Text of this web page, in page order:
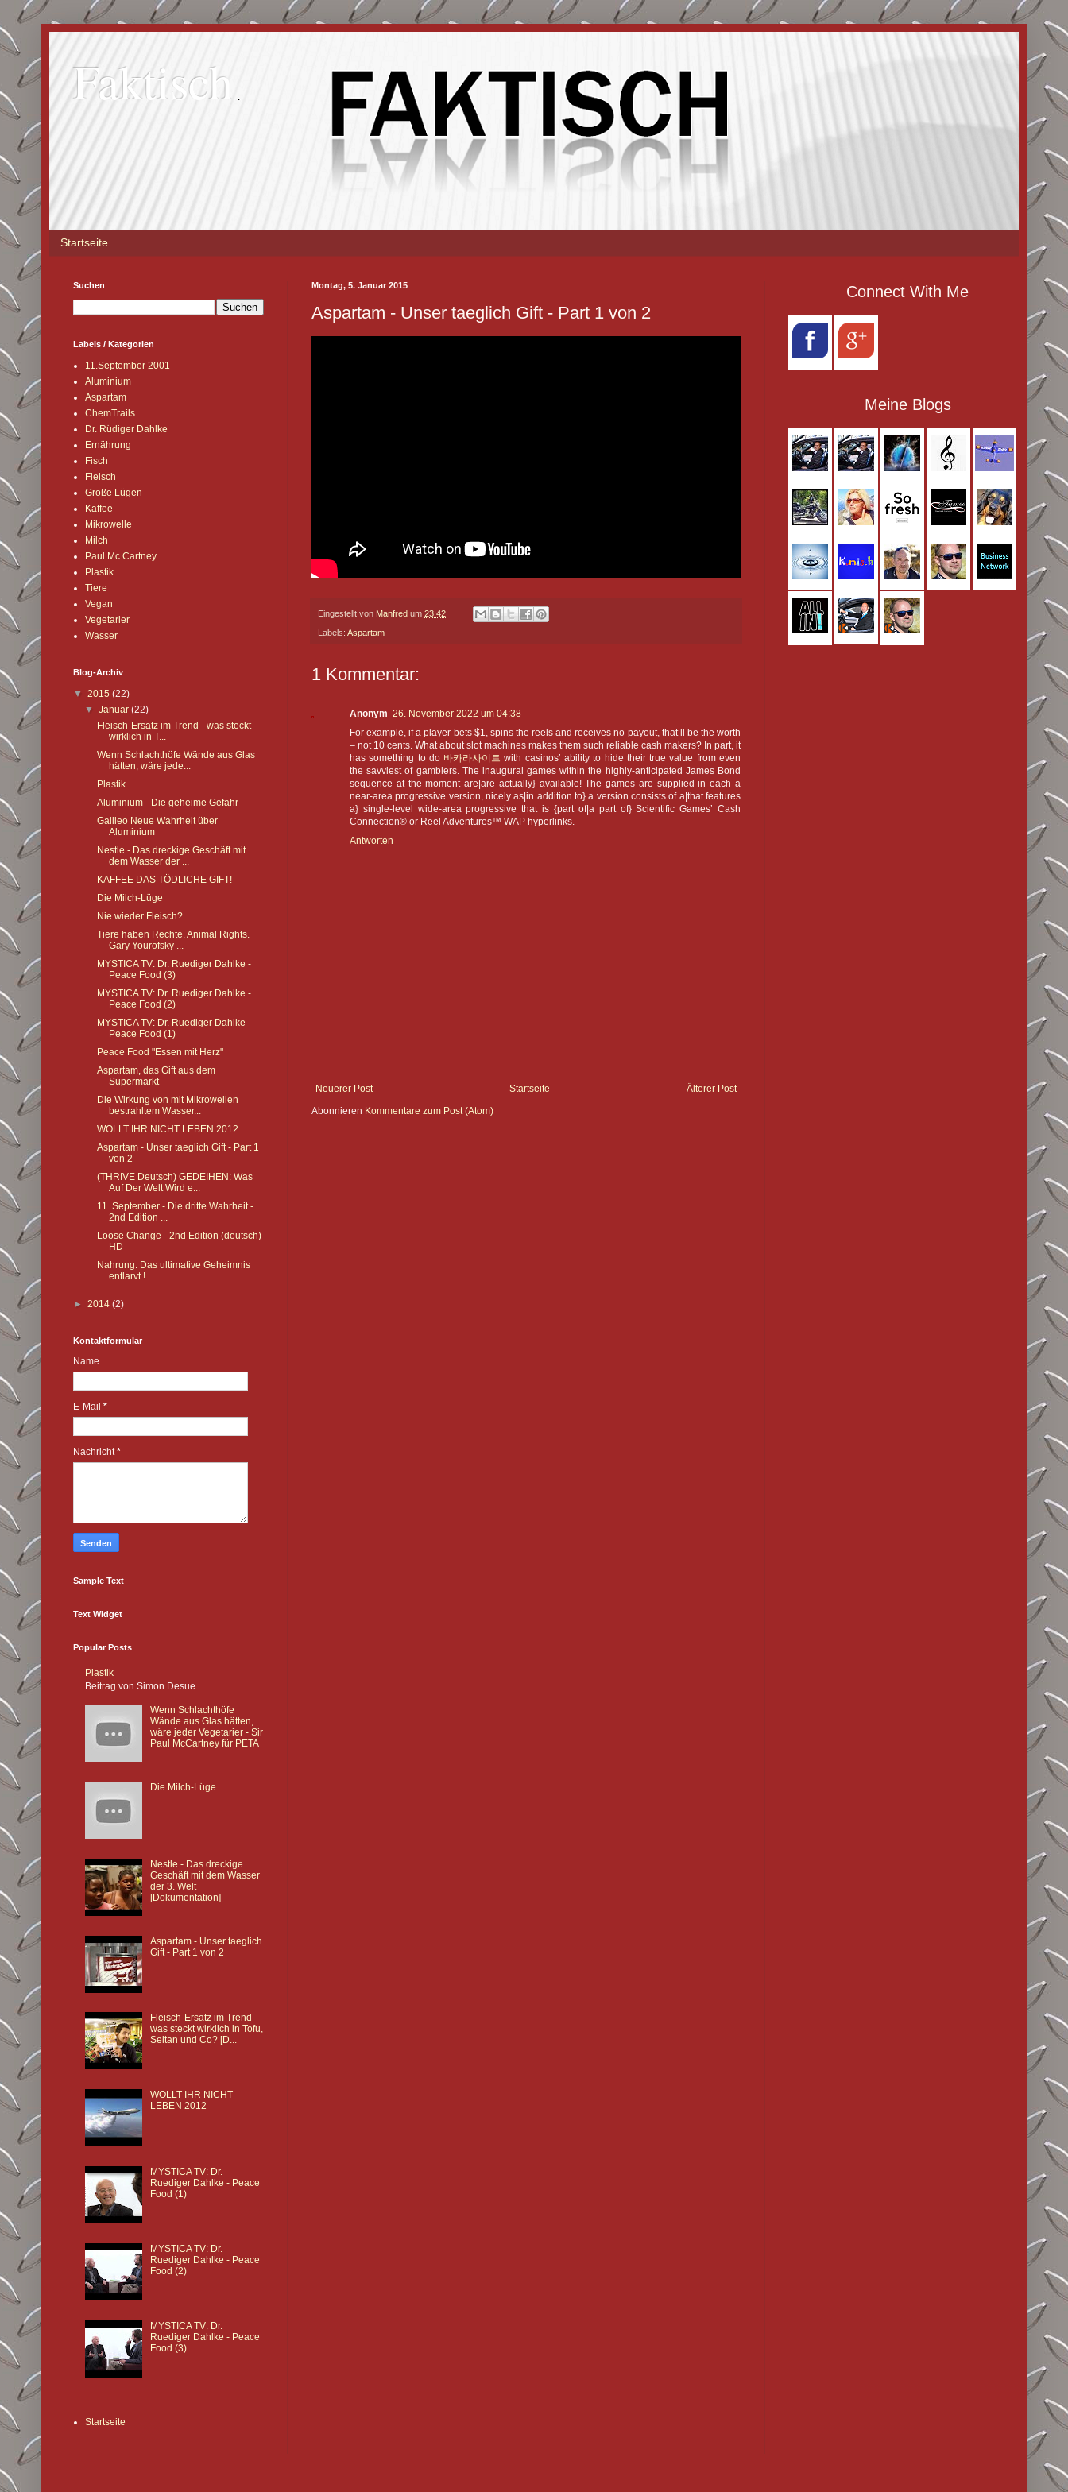
Faktisch
Startseite
Montag, 5. Januar 2015
Aspartam - Unser taeglich Gift - Part 1 von 2
Eingestellt von Manfred um 23:42
Labels: Aspartam
1 Kommentar:
Anonym 26. November 2022 um 04:38
For example, if a player bets $1, spins the reels and receives no payout, that’ll be the worth
– not 10 cents. What about slot machines makes them such reliable cash makers? In part, it
has something to do 바카라사이트 with casinos’ ability to hide their true value from even
the savviest of gamblers. The inaugural games within the highly-anticipated James Bond
sequence at the moment are|are actually} available! The games are supplied in each a
near-area progressive version, nicely as|in addition to} a version consists of a|that features
a} single-level wide-area progressive that is {part of|a part of} Scientific Games’ Cash
Connection® or Reel Adventures™ WAP hyperlinks.
Antworten
Neuerer Post Älterer Post
Startseite
Abonnieren Kommentare zum Post (Atom)
Suchen
Labels / Kategorien
11.September 2001
Aluminium
Aspartam
ChemTrails
Dr. Rüdiger Dahlke
Ernährung
Fisch
Fleisch
Große Lügen
Kaffee
Mikrowelle
Milch
Paul Mc Cartney
Plastik
Tiere
Vegan
Vegetarier
Wasser
Blog-Archiv
▼ 2015 (22)
▼Januar(22)
Fleisch-Ersatz im Trend - was steckt
wirklich in T...
Wenn Schlachthöfe Wände aus Glas
hätten, wäre jede...
Plastik
Aluminium - Die geheime Gefahr
Galileo Neue Wahrheit über
Aluminium
Nestle - Das dreckige Geschäft mit
dem Wasser der ...
KAFFEE DAS TÖDLICHE GIFT!
Die Milch-Lüge
Nie wieder Fleisch?
Tiere haben Rechte. Animal Rights.
Gary Yourofsky ...
MYSTICA TV: Dr. Ruediger Dahlke -
Peace Food (3)
MYSTICA TV: Dr. Ruediger Dahlke -
Peace Food (2)
MYSTICA TV: Dr. Ruediger Dahlke -
Peace Food (1)
Peace Food "Essen mit Herz"
Aspartam, das Gift aus dem
Supermarkt
Die Wirkung von mit Mikrowellen
bestrahltem Wasser...
WOLLT IHR NICHT LEBEN 2012
Aspartam - Unser taeglich Gift - Part 1
von 2
(THRIVE Deutsch) GEDEIHEN: Was
Auf Der Welt Wird e...
11. September - Die dritte Wahrheit -
2nd Edition ...
Loose Change - 2nd Edition (deutsch)
HD
Nahrung: Das ultimative Geheimnis
entlarvt !
► 2014 (2)
Kontaktformular
Name
E-Mail *
Nachricht *
Sample Text
Text Widget
Popular Posts
Plastik
Beitrag von Simon Desue .
Wenn Schlachthöfe
Wände aus Glas hätten,
wäre jeder Vegetarier - Sir
Paul McCartney für PETA
Die Milch-Lüge
Nestle - Das dreckige
Geschäft mit dem Wasser
der 3. Welt
[Dokumentation]
Aspartam - Unser taeglich
Gift - Part 1 von 2
Fleisch-Ersatz im Trend -
was steckt wirklich in Tofu,
Seitan und Co? [D...
WOLLT IHR NICHT
LEBEN 2012
MYSTICA TV: Dr.
Ruediger Dahlke - Peace
Food (1)
MYSTICA TV: Dr.
Ruediger Dahlke - Peace
Food (2)
MYSTICA TV: Dr.
Ruediger Dahlke - Peace
Food (3)
Startseite
Connect With Me
Meine Blogs